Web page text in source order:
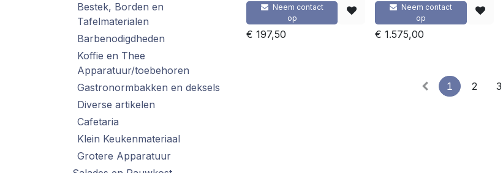
Bestek, Borden en
Tafelmaterialen
Barbenodigdheden
Koffie en Thee
Apparatuur/toebehoren
Gastronormbakken en deksels
Diverse artikelen
Cafetaria
Klein Keukenmateriaal
Grotere Apparatuur
Neem contact
op
€ 197,50
Neem contact
op
€1.575,00
1 2 3